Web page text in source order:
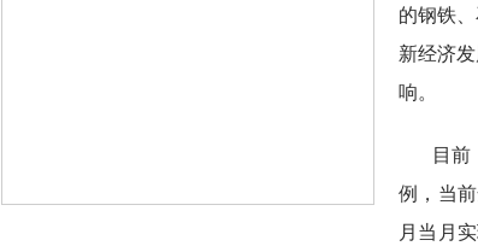
的钢铁
新经济
响。
目
例，当
月当月